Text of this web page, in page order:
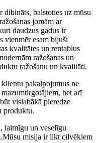
balstoties uz mūsu
jomām ar
daudzus gadus ir
vienmēr esam bijuši
kvalitātes un rentablus
ražošanas un
ražošanu un kvalitāti.
pakalpojumus ne
bet arī
vislabākā pieredze
produktu.
laimīgu un veselīgu
misija ir likt cilvēkiem